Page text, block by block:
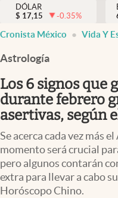
Dólar y mercados
Pc y celular
Vida y estilo
Tv
Clima
Espiritualidad
DÓLAR
$ 17,15 -0.35%
Cronista México Vida Y
Astrología
Los 6 signos que
durante febrero
asertivas, según
Se acerca cada vez más
momento será crucial
pero algunos contarán
extra para llevar a cabo
Horóscopo Chino.